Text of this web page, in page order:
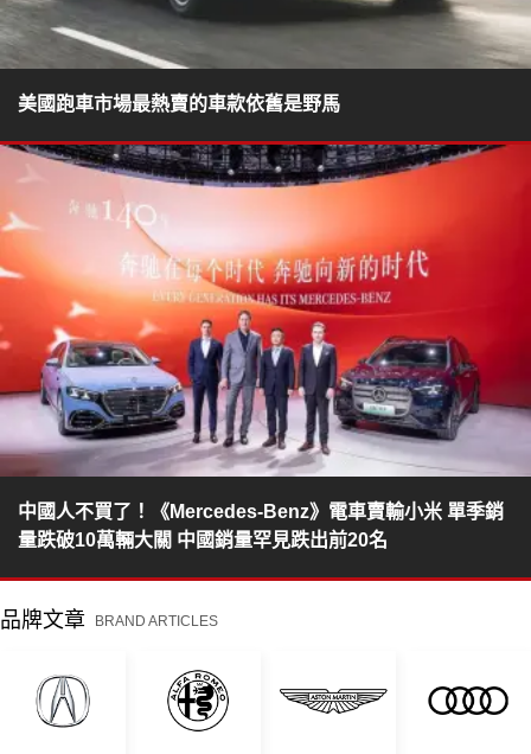
美國跑車市場最熱賣的車款依舊是野馬
中國人不買了！《Mercedes-Benz》電車賣輸小米 單季銷
量跌破10萬輛大關 中國銷量罕見跌出前20名
品牌文章 BRAND ARTICLES